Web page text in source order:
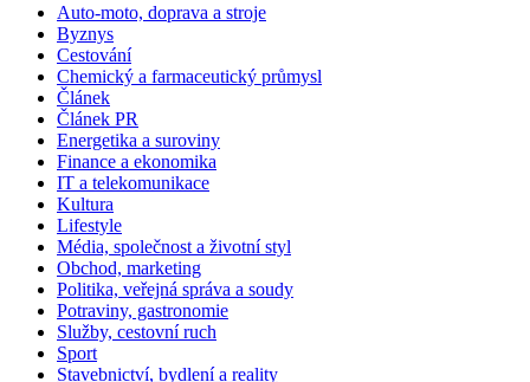
Auto-moto, doprava a stroje
Byznys
Cestování
Chemický a farmaceutický průmysl
Článek
Článek PR
Energetika a suroviny
Finance a ekonomika
IT a telekomunikace
Kultura
Lifestyle
Média, společnost a životní styl
Obchod, marketing
Politika, veřejná správa a soudy
Potraviny, gastronomie
Služby, cestovní ruch
Sport
Stavebnictví, bydlení a reality